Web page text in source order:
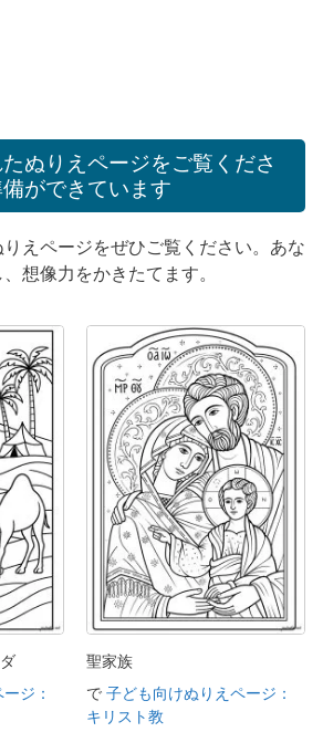
ぬりえページをご覧くださ
ができています
えページをぜひご覧ください。あな
想像力をかきたてます。
ジ：
聖家族
で 子ども向けぬりえページ：
キリスト教